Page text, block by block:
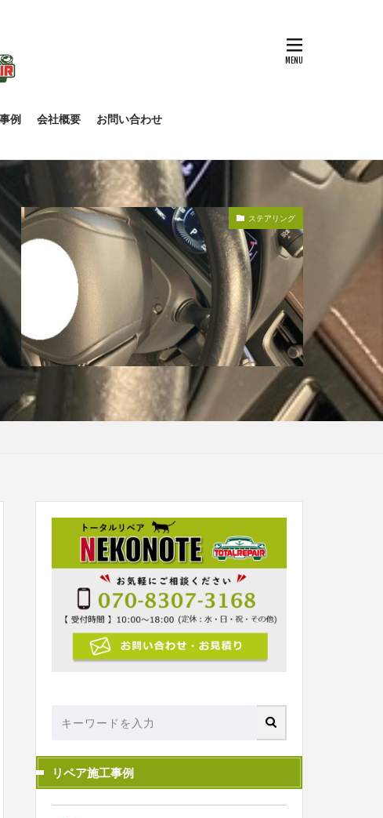
例 会社概要 お問い合わせ
ステアリング
リペア施工事例